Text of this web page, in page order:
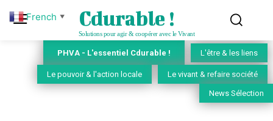
Cdurable !
Solutions pour agir & coopérer avec le Vivant
PHVA - L'essentiel Cdurable ! L'être & les liens
Le pouvoir & l'action locale Le vivant & refaire société
News Sélection
French ▼